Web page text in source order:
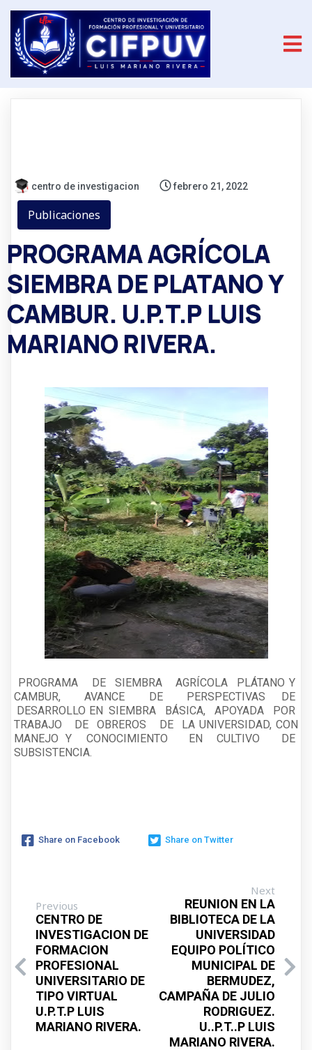
centro de investigacion febrero 21, 2022
Publicaciones
PROGRAMA AGRÍCOLA
SIEMBRA DE PLATANO Y
CAMBUR. U.P.T.P LUIS
MARIANO RIVERA.
PROGRAMA DE SIEMBRA AGRÍCOLA PLÁTANO Y
CAMBUR, AVANCE DE PERSPECTIVAS DE
DESARROLLO EN SIEMBRA BÁSICA, APOYADA POR
TRABAJO DE OBREROS DE LA UNIVERSIDAD, CON
MANEJO Y CONOCIMIENTO EN CULTIVO DE
SUBSISTENCIA.
Share on Facebook Share on Twitter
Previous
CENTRO DE
INVESTIGACION DE
FORMACION
PROFESIONAL
UNIVERSITARIO DE
TIPO VIRTUAL
U.P.T.P LUIS
MARIANO RIVERA.
Next
REUNION EN LA
BIBLIOTECA DE LA
UNIVERSIDAD
EQUIPO POLÍTICO
MUNICIPAL DE
BERMUDEZ,
CAMPAÑA DE JULIO
RODRIGUEZ.
U..P.T..P LUIS
MARIANO RIVERA.